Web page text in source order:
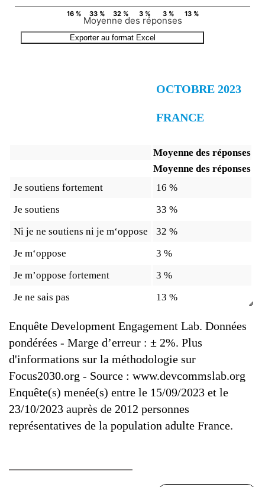
16 % 33 % 32 % 3 % 3 % 13 %
Moyenne des réponses
End of interactive chart.
Exporter au format Excel
OCTOBRE 2023
FRANCE
Moyenne des réponses
Moyenne des réponses
Je soutiens fortement
16 %
Je soutiens
33 %
Ni je ne soutiens ni je m‘oppose
32 %
Je m‘oppose
3 %
Je m’oppose fortement
3 %
Je ne sais pas
13 %
Enquête Development Engagement Lab. Données
pondérées - Marge d’erreur : ± 2%. Plus
d'informations sur la méthodologie sur
Focus2030.org - Source : www.devcommslab.org
Enquête(s) menée(s) entre le 15/09/2023 et le
23/10/2023 auprès de 2012 personnes
représentatives de la population adulte France.